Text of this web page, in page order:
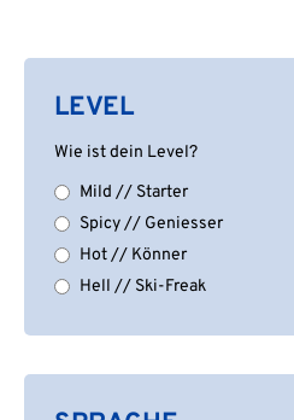
LEVEL
Wie ist dein Level?
Mild // Starter
Spicy // Geniesser
Hot // Könner
Hell // Ski-Freak